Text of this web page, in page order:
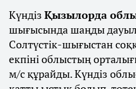
Күндіз Қызылорда
шығысында шаңды дауыл
Солтүстік-шығыстан
екпіні облыстың
м/с құрайды. Күндіз